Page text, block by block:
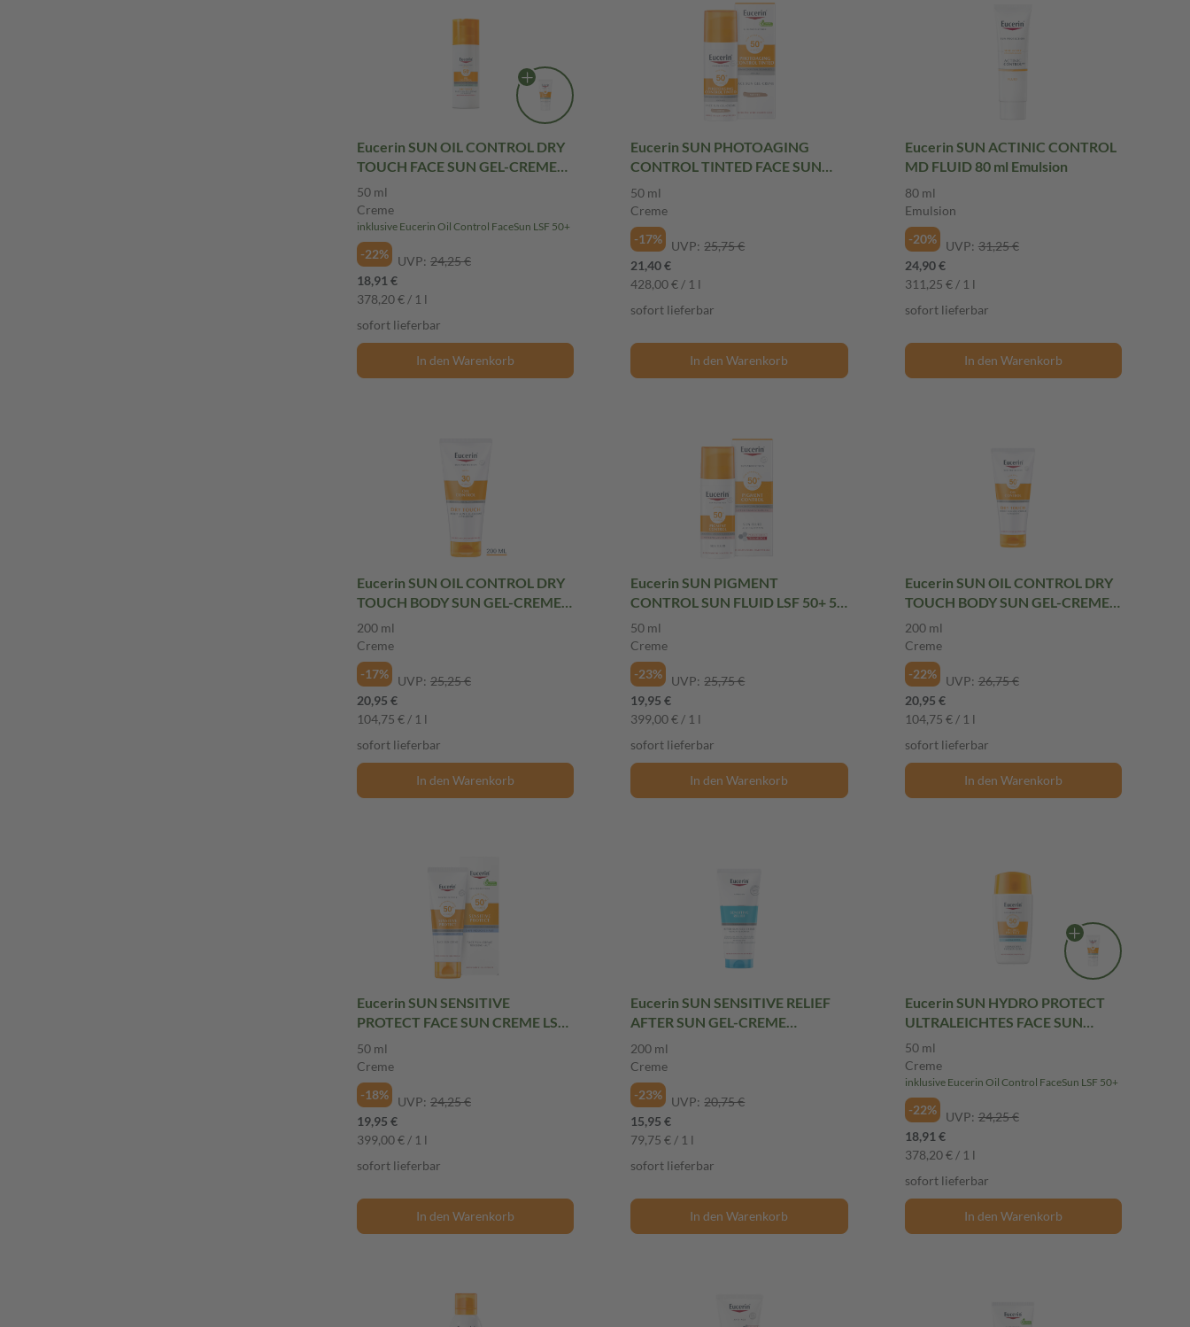
Eucerin SUN OIL CONTROL DRY
TOUCH FACE SUN GEL-CREME
50 ml
Creme
inklusive Eucerin Oil Control FaceSun LSF 50+
-22% UVP: 24,25 €
18,91 €
378,20 € / 1 l
sofort lieferbar
In den Warenkorb
Eucerin SUN PHOTOAGING
CONTROL TINTED FACE SUN
GEL-CREME MITTEL LSF 50+ 50
ml Creme
50 ml
Creme
-17%
UVP: 25,75 €
21,40 €
428,00 € / 1 l
sofort lieferbar
In den Warenkorb
Eucerin SUN ACTINIC CONTROL
MD FLUID 80 ml Emulsion
80 ml
Emulsion
-20%
UVP: 31,25 €
24,90 €
311,25 € / 1 l
sofort lieferbar
In den Warenkorb
Eucerin SUN OIL CONTROL DRY
TOUCH BODY SUN GEL-CREME
ULTRALEICHT LSF 30 200 ml
Creme
200 ml
Creme
-17%
UVP: 25,25 €
20,95 €
104,75 € / 1 l
sofort lieferbar
In den Warenkorb
Eucerin SUN PIGMENT
CONTROL SUN FLUID LSF 50+ 50
ml Creme
50 ml
Creme
-23%
UVP: 25,75 €
19,95 €
399,00 € / 1 l
sofort lieferbar
In den Warenkorb
Eucerin SUN OIL CONTROL DRY
TOUCH BODY SUN GEL-CREME
ULTRALEICHT LSF 50+ 200 ml
Creme
200 ml
Creme
-22%
UVP: 26,75 €
20,95 €
104,75 € / 1 l
sofort lieferbar
In den Warenkorb
Eucerin SUN SENSITIVE
PROTECT FACE SUN CREME LSF
50+ 50 ml Creme
50 ml
Creme
-18%
UVP: 24,25 €
19,95 €
399,00 € / 1 l
sofort lieferbar
In den Warenkorb
Eucerin SUN SENSITIVE RELIEF
AFTER SUN GEL-CREME
GESICHT & KÖRPER / 200 ml
Creme
200 ml
Creme
-23%
UVP: 20,75 €
15,95 €
79,75 € / 1 l
sofort lieferbar
In den Warenkorb
Eucerin SUN HYDRO PROTECT
ULTRALEICHTES FACE SUN
50 ml
Creme
inklusive Eucerin Oil Control FaceSun LSF 50+
-22% UVP: 24,25 €
18,91 €
378,20 € / 1 l
sofort lieferbar
In den Warenkorb